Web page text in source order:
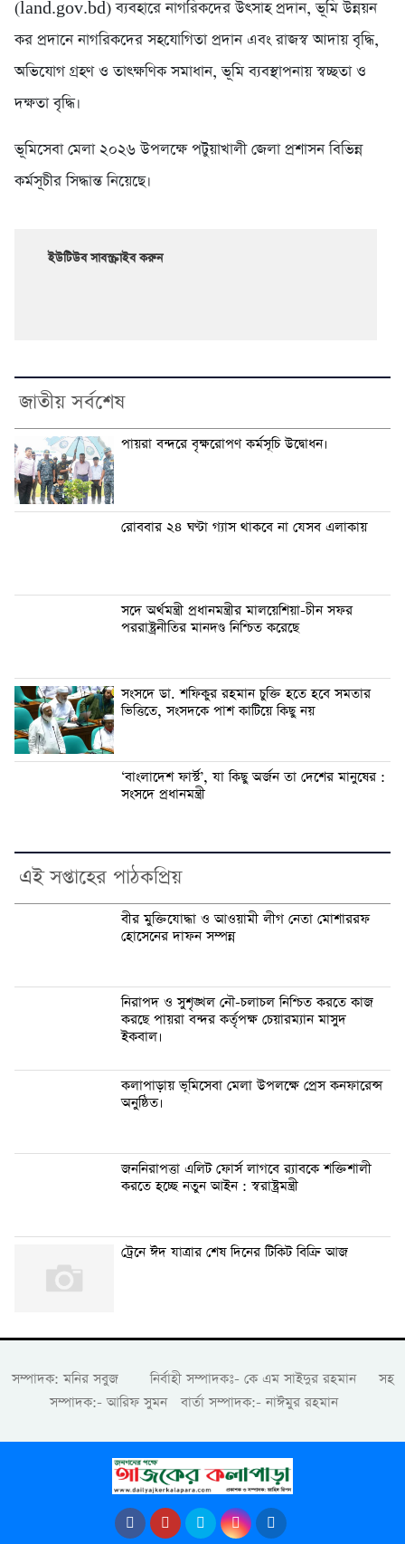
(land.gov.bd) ব্যবহারে নাগরিকদের উৎসাহ প্রদান, ভূমি উন্নয়ন
কর প্রদানে নাগরিকদের সহযোগিতা প্রদান এবং রাজস্ব আদায় বৃদ্ধি,
অভিযোগ গ্রহণ ও তাৎক্ষণিক সমাধান, ভূমি ব্যবস্থাপনায় স্বচ্ছতা ও
দক্ষতা বৃদ্ধি।
ভূমিসেবা মেলা ২০২৬ উপলক্ষে পটুয়াখালী জেলা প্রশাসন বিভিন্ন
কর্মসূচীর সিদ্ধান্ত নিয়েছে।
ইউটিউব সাবস্ক্রাইব করুন
জাতীয় সর্বশেষ
পায়রা বন্দরে বৃক্ষরোপণ কর্মসূচি উদ্বোধন।
রোববার ২৪ ঘণ্টা গ্যাস থাকবে না যেসব এলাকায়
সদে অর্থমন্ত্রী প্রধানমন্ত্রীর মালয়েশিয়া-চীন সফর
পররাষ্ট্রনীতির মানদণ্ড নিশ্চিত করেছে
সংসদে ডা. শফিকুর রহমান চুক্তি হতে হবে সমতার
ভিত্তিতে, সংসদকে পাশ কাটিয়ে কিছু নয়
‘বাংলাদেশ ফার্স্ট’, যা কিছু অর্জন তা দেশের মানুষের :
সংসদে প্রধানমন্ত্রী
এই সপ্তাহের পাঠকপ্রিয়
বীর মুক্তিযোদ্ধা ও আওয়ামী লীগ নেতা মোশাররফ
হোসেনের দাফন সম্পন্ন
নিরাপদ ও সুশৃঙ্খল নৌ-চলাচল নিশ্চিত করতে কাজ
করছে পায়রা বন্দর কর্তৃপক্ষ চেয়ারম্যান মাসুদ
ইকবাল।
কলাপাড়ায় ভূমিসেবা মেলা উপলক্ষে প্রেস কনফারেন্স
অনুষ্ঠিত।
জননিরাপত্তা এলিট ফোর্স লাগবে র‍্যাবকে শক্তিশালী
করতে হচ্ছে নতুন আইন : স্বরাষ্ট্রমন্ত্রী
ট্রেনে ঈদ যাত্রার শেষ দিনের টিকিট বিক্রি আজ
সম্পাদক: মনির সবুজ নির্বাহী সম্পাদকঃ- কে এম সাইদুর রহমান সহ
সম্পাদক:- আরিফ সুমন বার্তা সম্পাদক:- নাঈমুর রহমান